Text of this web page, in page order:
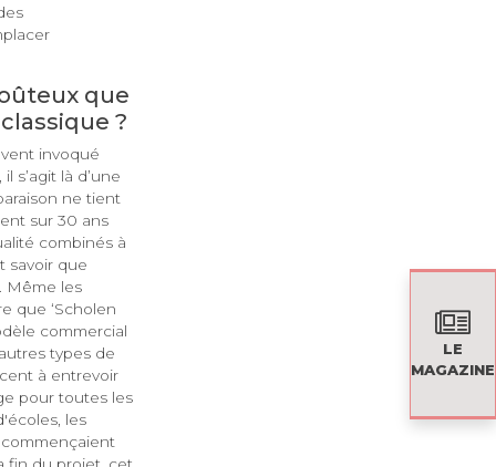
que
?
invoqué
s’agit là d’une
ne tient
sur 30 ans
combinés à
savoir que
Même les
que ‘Scholen
commercial
types de
à entrevoir
pour toutes les
les
fin du projet, cet
LE
MAGAZINE